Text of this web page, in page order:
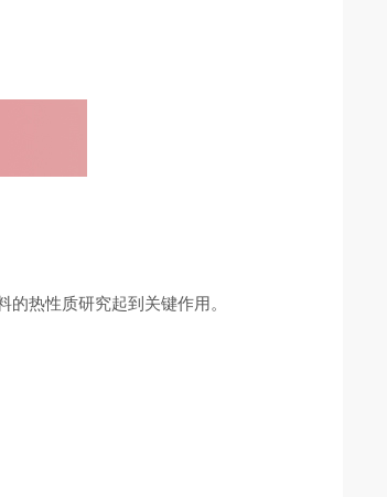
热性质研究起到关键作用。